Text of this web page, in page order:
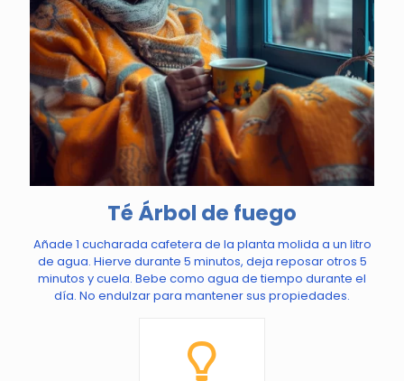
Té Árbol de fuego
Añade 1 cucharada cafetera de la planta molida a un litro
de agua. Hierve durante 5 minutos, deja reposar otros 5
minutos y cuela. Bebe como agua de tiempo durante el
día. No endulzar para mantener sus propiedades.